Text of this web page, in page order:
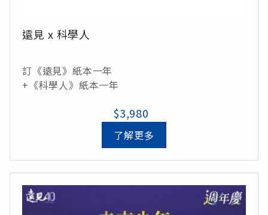
遠見 x 科學人
訂《遠見》紙本一年
+《科學人》紙本一年
$3,980
了解更多